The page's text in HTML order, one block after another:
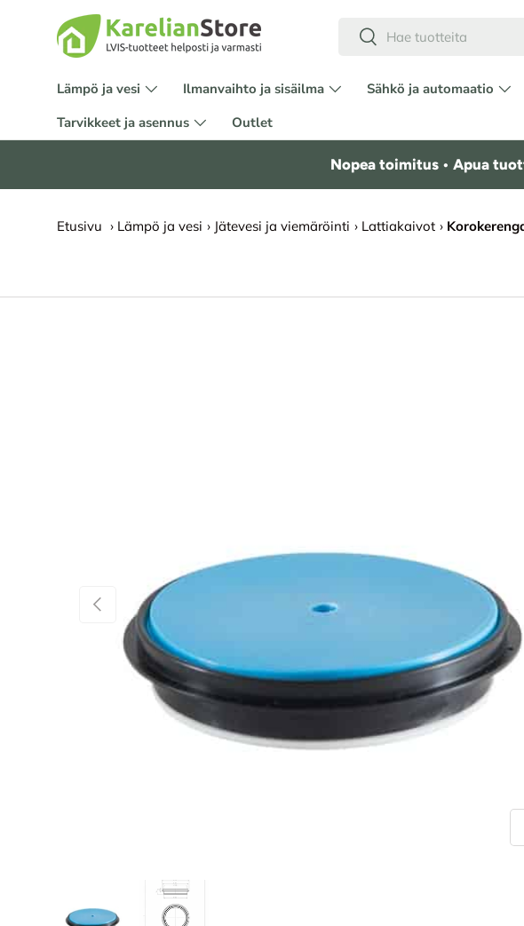
HYPPÄÄ SISÄLTÖÖN Etsi
Lämpö ja vesi Ilmanvaihto ja sisäilma Sähkö ja automaatio
Tarvikkeet ja asennus
Outlet
Nopea toimitus • Apua
Etusivu › Lämpö ja vesi › Jätevesi ja viemäröinti › Lattiakaivot ›
EDELLINEN